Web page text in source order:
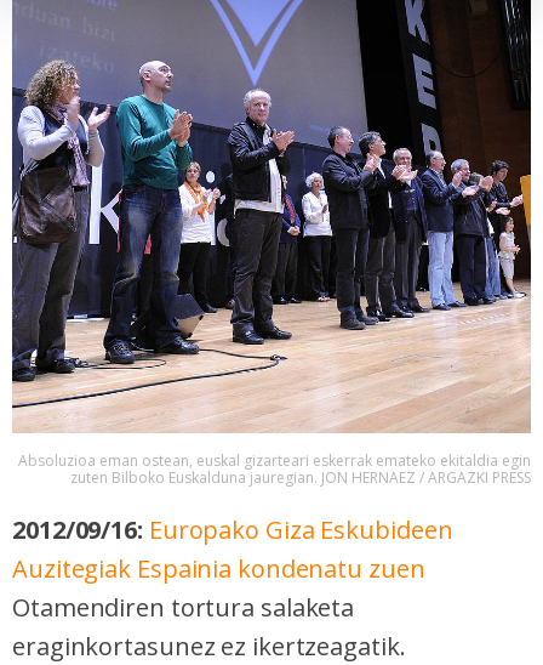
specific characteristics (fingerprinting)
Find out more about how your personal data is processed
and set your preferences in the
details section.
Webgune honek cookie propioak eta hirugarrenen cookie-
fitxategiak erabiltzen ditu. Zure esperientzia eta
zerbitzuak hobetzeko asmoz, cookie teknologiaz
baliatzen gara. Ohar hau onartuz gero, teknologia hori
erabiltzeko baimen esplizitua ematen diguzu. Gehiago
irakurri
Absoluzioa eman ostean, euskal gizarteari eskerrak emateko ekitaldia egin
zuten Bilboko Euskalduna jauregian. JON HERNAEZ / ARGAZKI PRESS
2012/09/16: Europako Giza Eskubideen
Auzitegiak Espainia kondenatu zuen
Otamendiren tortura salaketa
eraginkortasunez ez ikertzeagatik.